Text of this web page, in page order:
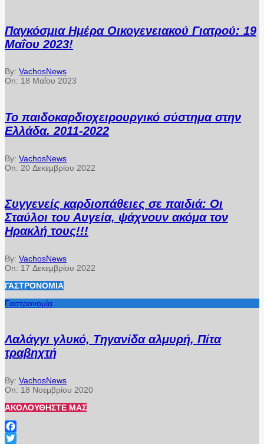
Παγκόσμια Ημέρα Οικογενειακού Γιατρού: 19
Μαΐου 2023!
By: VachosNews
On: 18 Μαΐου 2023
Το παιδοκαρδιοχειρουργικό σύστημα στην
Ελλάδα. 2011-2022
By: VachosNews
On: 20 Δεκεμβρίου 2022
Συγγενείς καρδιοπάθειες σε παιδιά: Οι
Σταύλοι του Αυγεία, ψάχνουν ακόμα τον
Ηρακλή τους!!!
By: VachosNews
On: 17 Δεκεμβρίου 2022
ΓΑΣΤΡΟΝΟΜΊΑ
Γαστρονομία
Λαλάγγι γλυκό, Τηγανίδα αλμυρή, Πίτα
τραβηχτή
By: VachosNews
On: 18 Νοεμβρίου 2020
ΑΚΟΛΟΥΘΉΣΤΕ ΜΑΣ
Facebook